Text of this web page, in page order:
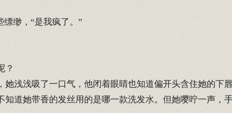
缈，“是我疯了。”
？
浅浅吸了一口气，他闭着眼睛也知道偏开头含住她的下唇
道她带香的发丝用的是哪一款洗发水。但她嘤咛一声，